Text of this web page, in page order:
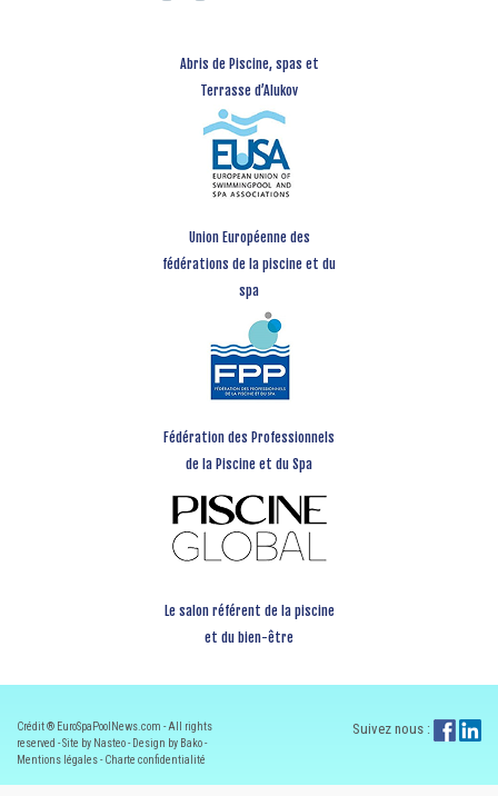
Abris de Piscine, spas et
Terrasse d’Alukov
Union Européenne des
fédérations de la piscine et du
spa
Fédération des Professionnels
de la Piscine et du Spa
Le salon référent de la piscine
et du bien-être
Crédit ® EuroSpaPoolNews.com - All rights
reserved - Site by Nasteo - Design by Bako -
Mentions légales-Charte confidentialité
Suivez nous :